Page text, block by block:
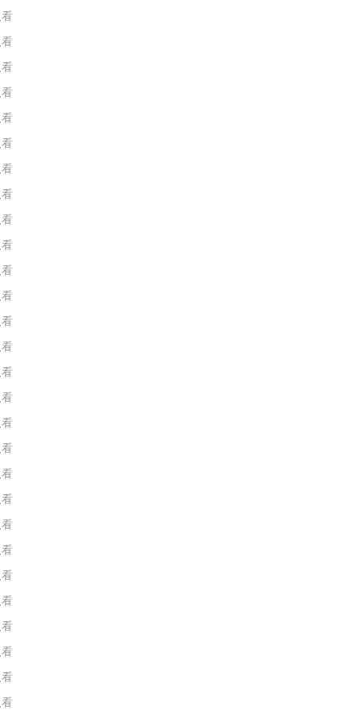
看
看
看
看
看
看
看
看
看
看
看
看
看
看
看
看
看
看
看
看
看
看
看
看
看
看
看
看